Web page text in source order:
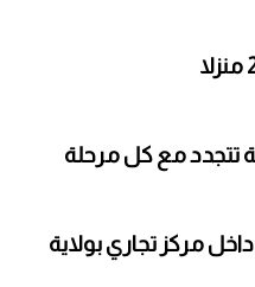
مع كل مرحلة
داخل مركز تجاري بولاية